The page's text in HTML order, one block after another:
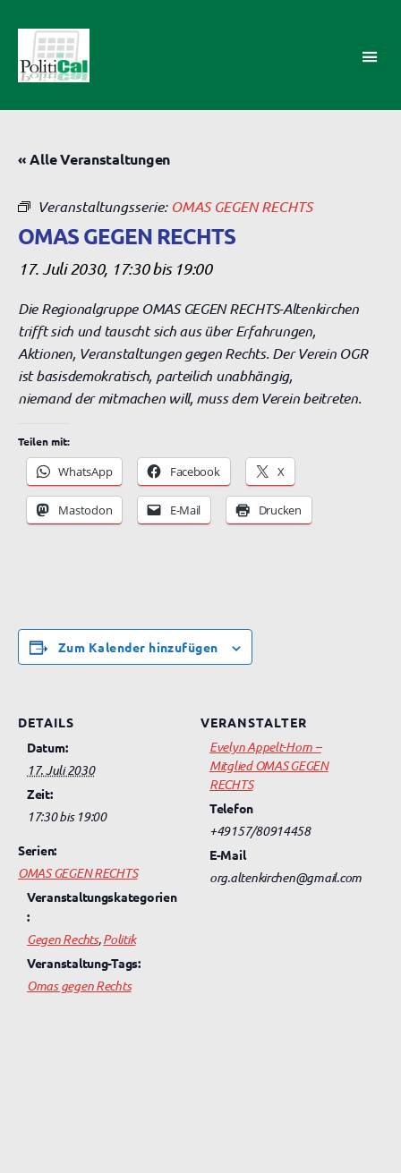
AK
« Alle Veranstaltungen
Veranstaltungsserie: OMAS GEGEN RECHTS
OMAS GEGEN RECHTS
17. Juli 2030, 17:30bis 19:00
Die Regionalgruppe OMAS GEGEN RECHTS-Altenkirchen
trifft sich und tauscht sich aus über Erfahrungen,
Aktionen, Veranstaltungen gegen Rechts. Der Verein OGR
ist basisdemokratisch, parteilich unabhängig,
niemand der mitmachen will, muss dem Verein beitreten.
Teilen mit:
WhatsApp Facebook X
Mastodon E-Mail Drucken
Zum Kalender hinzufügen
DETAILS
Datum:
17. Juli 2030
Zeit:
17:30 bis 19:00
Serien:
OMAS GEGEN RECHTS
Veranstaltungskategorien
:
Gegen Rechts,Politik
Veranstaltung-Tags:
Omas gegen Rechts
VERANSTALTER
Evelyn Appelt-Horn –
Mitglied OMAS GEGEN
RECHTS
Telefon
+49157/80914458
E-Mail
org.altenkirchen@gmail.com